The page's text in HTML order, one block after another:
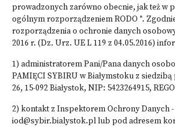
prowadzonych zarówno obecnie, jak też w
ogólnym rozporządzeniem RODO ".
rozporządzenia o ochronie danych
2016 r. (Dz. Urz. UE L 119 z 04.05.2016)
1) administratorem Pani/Pana danych
PAMIĘCI SYBIRU w Białymstoku z
26, 15-092 Białystok, NIP: 5423264915,
2) kontakt z Inspektorem Ochrony Danych -
iod@sybir.bialystok.pl lub pod adresem